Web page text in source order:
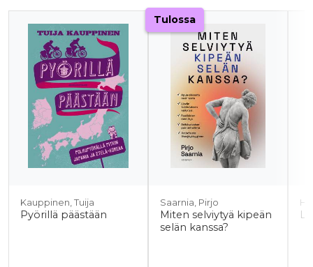
Tuoteluettelon alku
Kauppinen, Tuija
Pyörillä päästään
Tulossa
Saarnia, Pirjo
Miten selviytyä kipeän
selän kanssa?